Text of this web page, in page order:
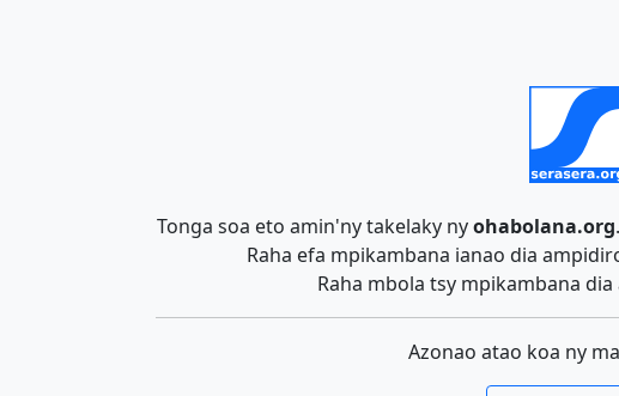
Tonga soa eto amin'ny takelaky nyohabolana.org
Raha efa mpikambana ianao dia
Raha mbola tsy mpikambana
Azonao atao koa ny